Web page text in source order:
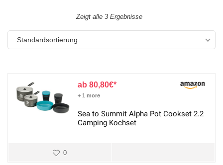
Zeigt alle 3 Ergebnisse
Standardsortierung
80,80€
+ 1 more
Sea to Summit Alpha Pot Cookset 2.2
Camping Kochset
0